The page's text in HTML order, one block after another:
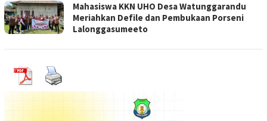
Mahasiswa KKN UHO Desa Watunggarandu
Meriahkan Defile dan Pembukaan Porseni
Lalonggasumeeto